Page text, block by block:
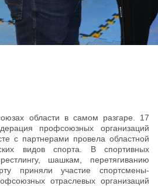
области в самом разгаре. 17
профсоюзных организаций
с партнерами провела областной
видов спорта. В спортивных
шашкам, перетягиванию
приняли участие спортсмены-
отраслевых организаций